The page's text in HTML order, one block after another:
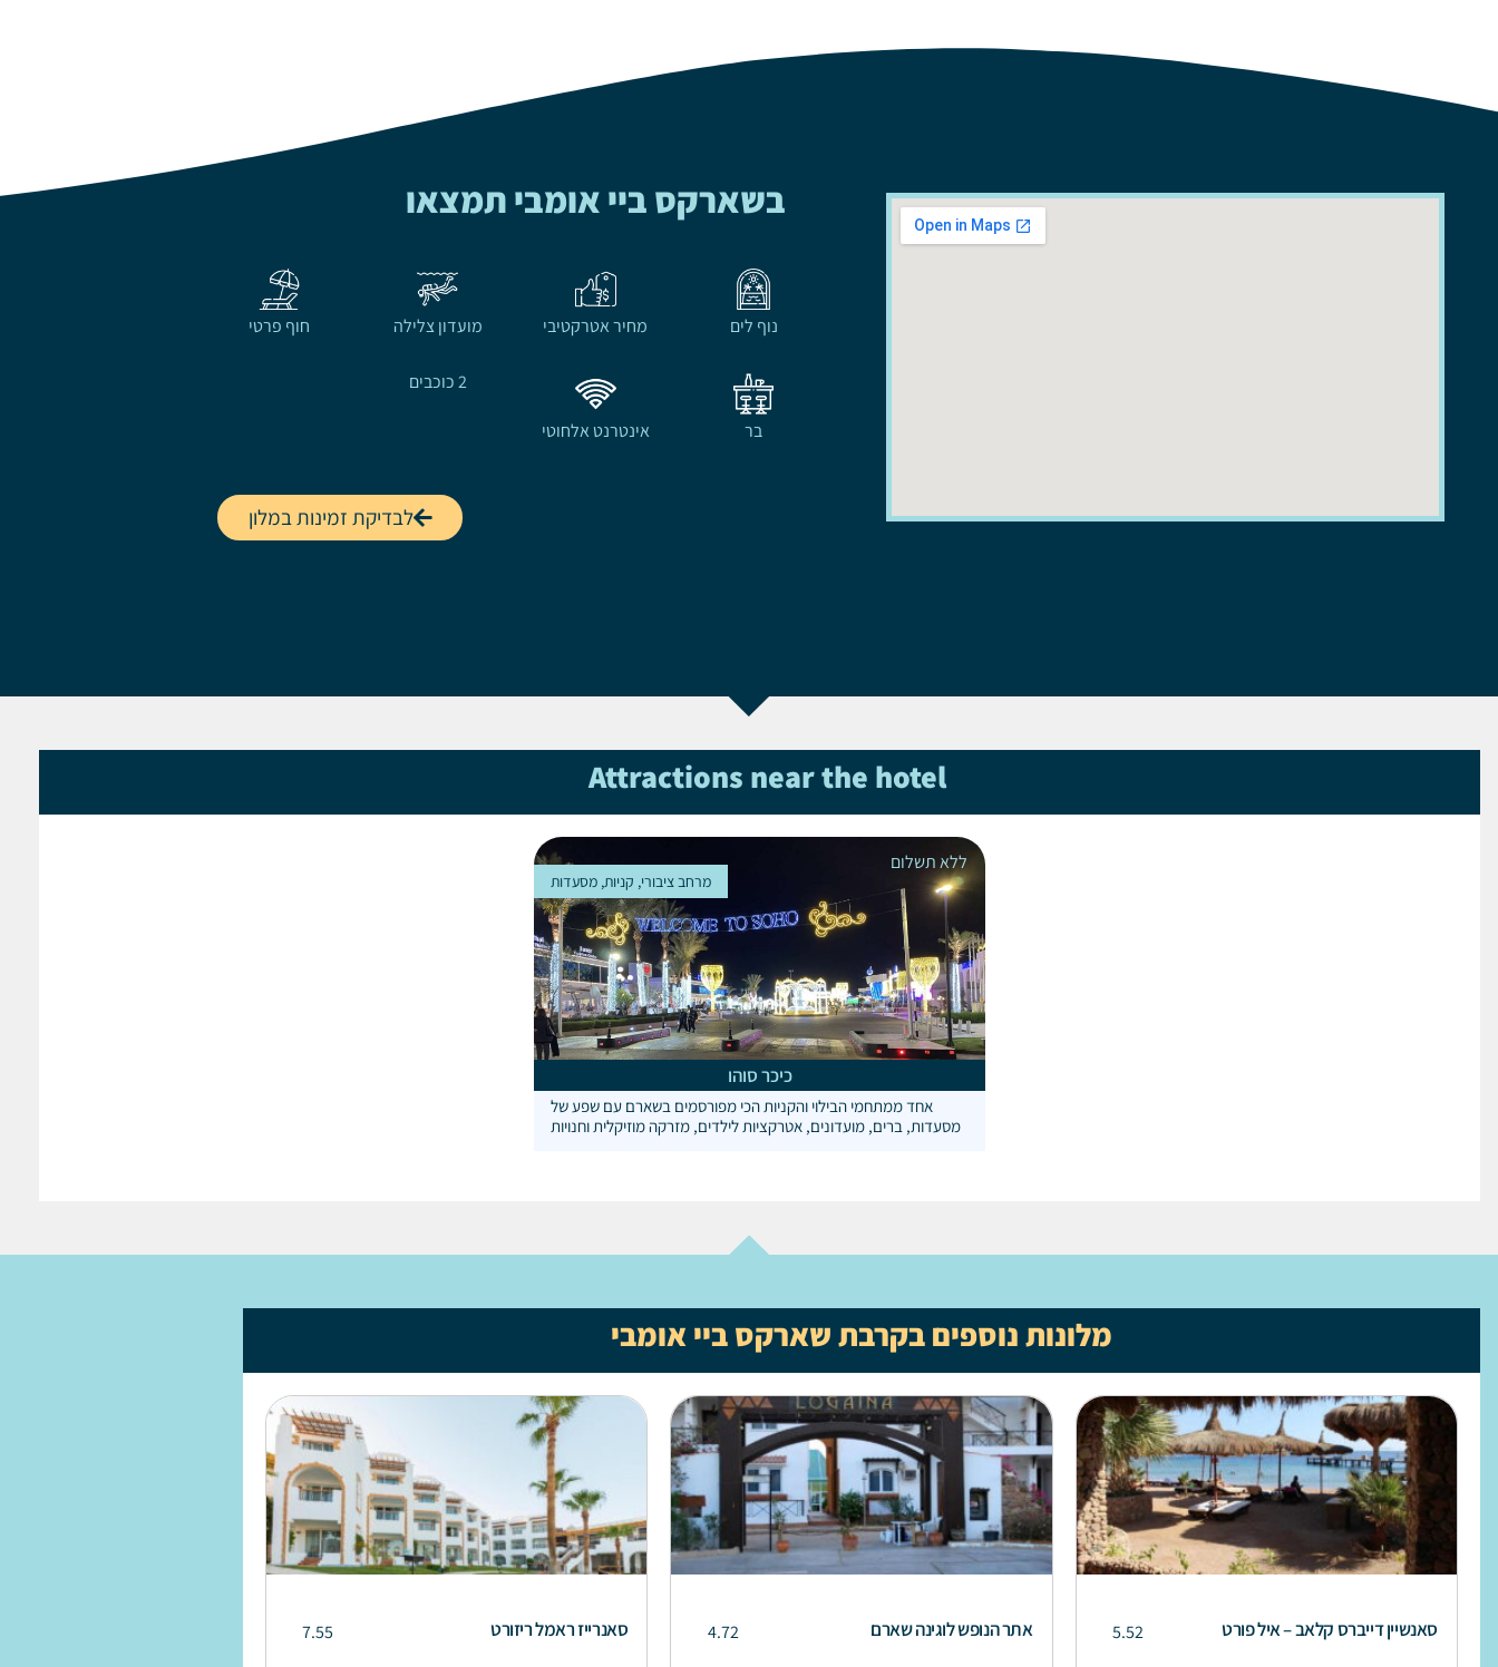
בשארקס ביי אומבי תמצאו
נוף לים מחיר אטרקטיבי מועדון צלילה חוף פרטי
בר אינטרנט אלחוטי
2 כוכבים
לבדיקת זמינות במלון
Attractions near the hotel
ללא תשלום
כיכר סוהו
אחד ממתחמי הבילוי והקניות הכי מפורסמים בשארם עם שפע של
מסעדות, ברים, מועדונים, אטרקציות לילדים, מזרקה מוזיקלית וחנויות
מרחב ציבורי, קניות, מסעדות
מלונות נוספים בקרבת שארקס ביי אומבי
סאנשיין דייברס קלאב – איל פורט 5.52 אתר הנופש לוגינה שארם 4.72 סאנרייז ראמל ריזורט 7.55